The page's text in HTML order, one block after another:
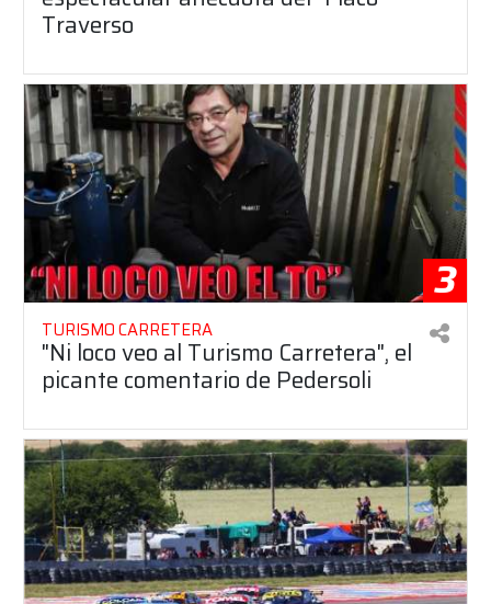
Traverso
3
TURISMO CARRETERA
"Ni loco veo al Turismo Carretera", el
picante comentario de Pedersoli